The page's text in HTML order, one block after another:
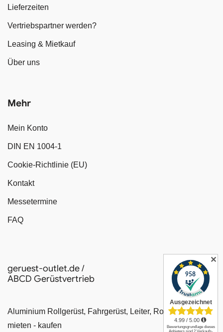
Lieferzeiten
Vertriebspartner werden?
Leasing & Mietkauf
Über uns
Mehr
Mein Konto
DIN EN 1004-1
Cookie-Richtlinie (EU)
Kontakt
Messetermine
FAQ
geruest-outlet.de /
ABCD Gerüstvertrieb
Aluminium Rollgerüst, Fahrgerüst, Leiter, Rollrüstung
mieten - kaufen
✕